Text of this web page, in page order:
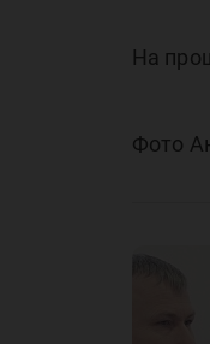
На
Фото